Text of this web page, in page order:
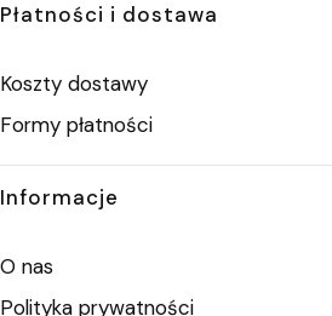
Płatności i dostawa
Koszty dostawy
Formy płatności
Informacje
O nas
Polityka prywatności